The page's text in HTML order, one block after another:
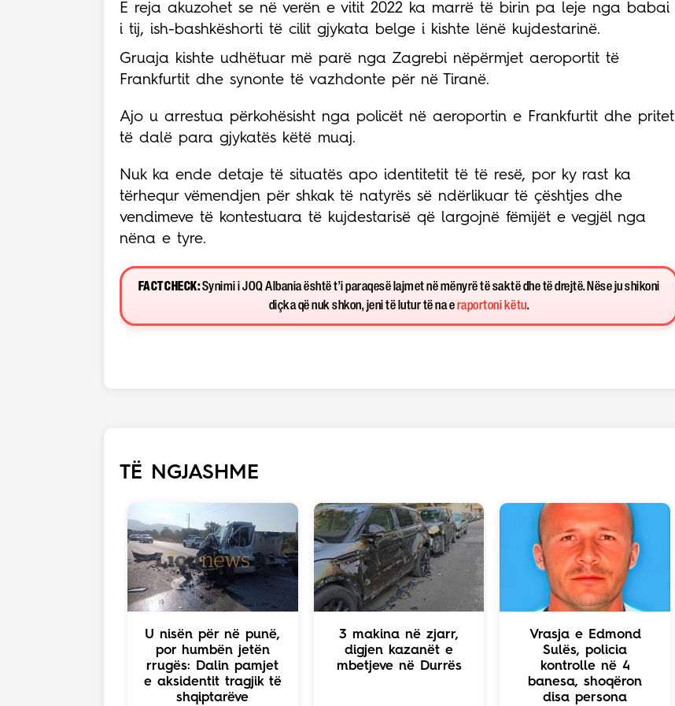
E reja akuzohet se në verën e vitit 2022 ka marrë të birin pa leje nga babai
i tij, ish-bashkëshorti të cilit gjykata belge i kishte lënë kujdestarinë.
Gruaja kishte udhëtuar më parë nga Zagrebi nëpërmjet aeroportit të
Frankfurtit dhe synonte të vazhdonte për në Tiranë.
Ajo u arrestua përkohësisht nga policët në aeroportin e Frankfurtit dhe pritet
të dalë para gjykatës këtë muaj.
Nuk ka ende detaje të situatës apo identitetit të të resë, por ky rast ka
tërhequr vëmendjen për shkak të natyrës së ndërlikuar të çështjes dhe
vendimeve të kontestuara të kujdestarisë që largojnë fëmijët e vegjël nga
nëna e tyre.
FACT CHECK:Synimi i JOQ Albania është t’i paraqesë lajmet në mënyrë të saktë dhe të drejtë. Nëse ju shikoni
diçka që nuk shkon, jeni të lutur të na e raportoni këtu.
TË NGJASHME
U nisën për në punë,
por humbën jetën
rrugës: Dalin pamjet
e aksidentit tragjik të
shqiptarëve
3 makina në zjarr,
digjen kazanët e
mbetjeve në Durrës
Vrasja e Edmond
Sulës, policia
kontrolle në 4
banesa, shoqëron
disa persona